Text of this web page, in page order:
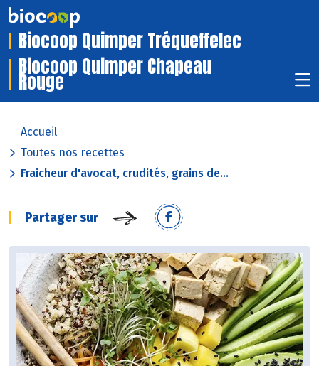
Biocoop Quimper Tréqueffelec
Biocoop Quimper Chapeau
Rouge
Accueil
Toutes nos recettes
Fraicheur d'avocat, crudités, grains de...
Partager sur